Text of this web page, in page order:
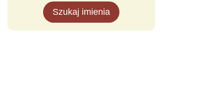
Szukaj imienia